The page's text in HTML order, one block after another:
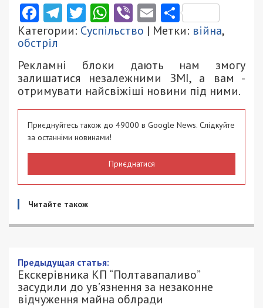
Facebook
Telegram
Twitter
WhatsApp
ViberEmail
Категории: Суспільство | Метки: війна,
обстріл
Рекламні блоки дають нам змогу
залишатися незалежними ЗМІ, а вам -
отримувати найсвіжіші новини під ними.
Приєднуйтесь також до 49000 в Google News. Слідкуйте
за останніми новинами!
Приєднатися
Читайте також
Предыдущая статья:
Екскерівника КП “Полтавапаливо”
засудили до ув’язнення за незаконне
відчуження майна облради